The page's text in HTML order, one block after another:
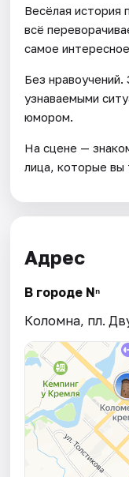
Весёлая
всё
самое интересное.
Без нравоучений.
узнаваемыми
юмором.
На сцене —
лица, которые
Адрес
В городе Nⁿ
Коломна, пл.